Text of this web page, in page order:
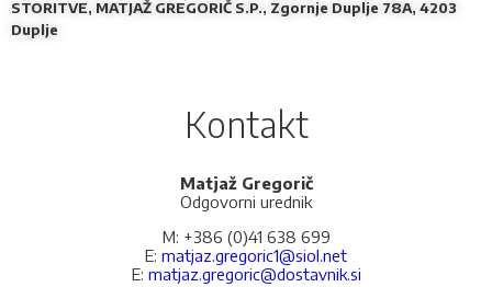
STORITVE, MATJAŽ GREGORIČ S.P., Zgornje Duplje 78A, 4203
Duplje
Kontakt
Matjaž Gregorič
Odgovorni urednik
M: +386 (0)41 638 699
E: matjaz.gregoric1@siol.net
E: matjaz.gregoric@dostavnik.si